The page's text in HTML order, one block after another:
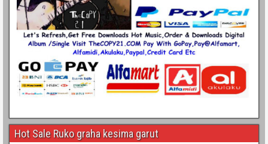
Hot Sale Ruko graha kesima garut